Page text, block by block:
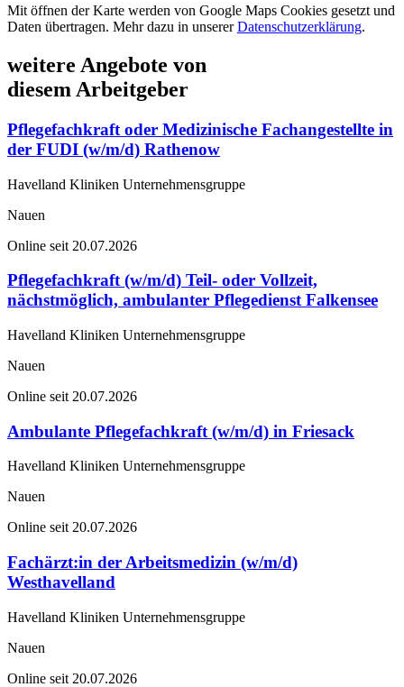
Mit öffnen der Karte werden von Google Maps Cookies gesetzt und
Daten übertragen. Mehr dazu in unsererDatenschutzerklärung.
weitere Angebote von
diesem Arbeitgeber
Pflegefachkraft oder Medizinische Fachangestellte in
der FUDI (w/m/d) Rathenow
Havelland Kliniken Unternehmensgruppe
Nauen
Online seit 20.07.2026
Pflegefachkraft (w/m/d) Teil- oder Vollzeit,
nächstmöglich, ambulanter Pflegedienst Falkensee
Havelland Kliniken Unternehmensgruppe
Nauen
Online seit 20.07.2026
Ambulante Pflegefachkraft (w/m/d) in Friesack
Havelland Kliniken Unternehmensgruppe
Nauen
Online seit 20.07.2026
Fachärzt:in der Arbeitsmedizin (w/m/d)
Westhavelland
Havelland Kliniken Unternehmensgruppe
Nauen
Online seit 20.07.2026